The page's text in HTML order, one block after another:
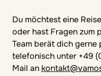
Du möchtest eine
oder hast Fragen zum
Team berät dich
telefonisch unter +49
Mail an